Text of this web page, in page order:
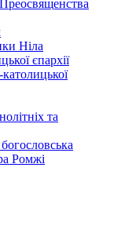
Ніла
єпархії
та
Ромжі